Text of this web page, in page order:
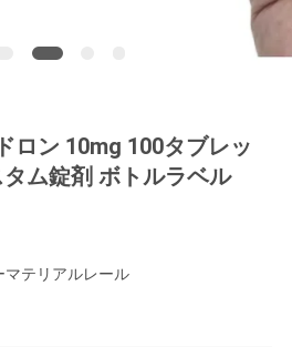
ロン 10mg 100タブレッ
タム錠剤 ボトルラベル
マテリアルレール